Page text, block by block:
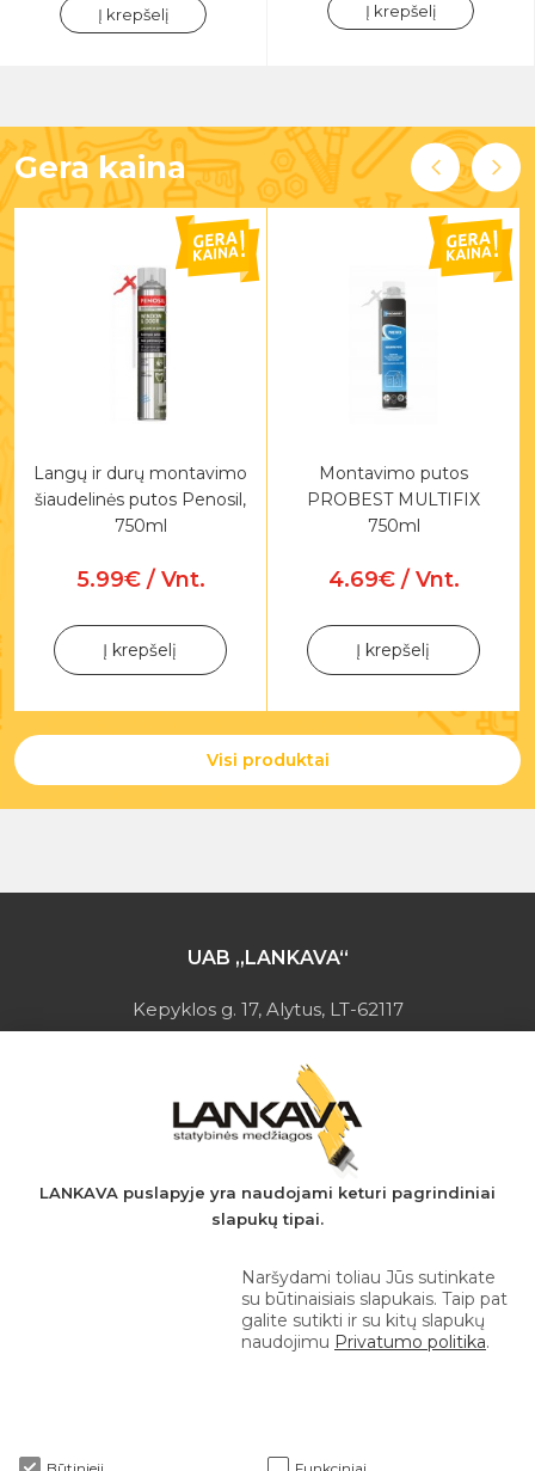
Į krepšelį Į krepšelį
Gera kaina
Visi produktai
Langų ir durų montavimo
šiaudelinės putos Penosil,
750ml
5.99€ / Vnt.
Į krepšelį
Montavimo putos
PROBEST MULTIFIX
750ml
4.69€ / Vnt.
Į krepšelį
UAB „LANKAVA“
Kepyklos g. 17, Alytus, LT-62117
Įmonės kodas: 149728275
PVM mokėtojo kodas: LT497282716
A.s.: LT037044060001923651
AB SEB bankas
+370 610 42 222
Apie mus
LANKAVA puslapyje yra naudojami keturi pagrindiniai
slapukų tipai.
Naršydami toliau Jūs sutinkate
su būtinaisiais slapukais. Taip pat
galite sutikti ir su kitų slapukų
naudojimu Privatumo politika.